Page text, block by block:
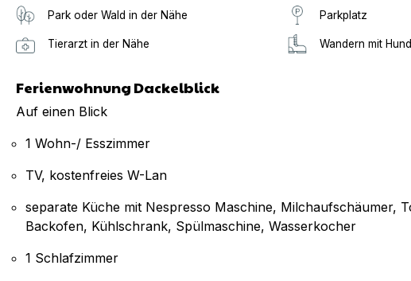
Park oder Wald in der Nähe Parkplatz
Tierarzt in der Nähe Wandern mit Hund
Ferienwohnung Dackelblick
Auf einen Blick
1 Wohn-/ Esszimmer
TV, kostenfreies W-Lan
separate Küche mit Nespresso Maschine, Milchaufschäumer,
Backofen, Kühlschrank, Spülmaschine, Wasserkocher
1 Schlafzimmer